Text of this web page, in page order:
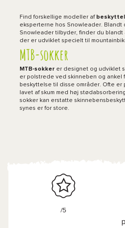
Find forskellige modeller af
eksperterne hos Snowleader. Blandt
Snowleader tilbyder, finder du
der er udviklet specielt til
MTB-sokker
MTB-sokker er designet og udviklet
er polstrede ved skinneben og ankel
beskyttelse til disse områder. Ofte er
lavet af skum med høj
sokker kan erstatte
synes er for store.
/5